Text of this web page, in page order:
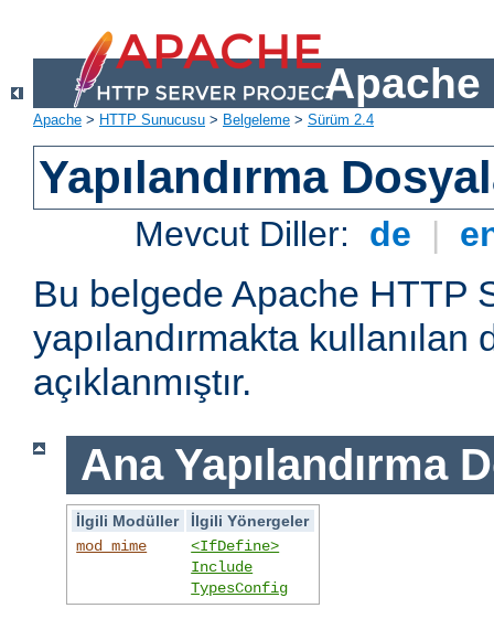
Apache
Apache > HTTP Sunucusu > Belgeleme > Sürüm 2.4
Yapılandırma
Mevcut Diller: de |
Bu belgede Apache HTTP
yapılandırmakta kullanılan
açıklanmıştır.
Ana Yapılandırma
İlgili Modüller
İlgili Yönergeler
mod_mime
<IfDefine>
Include
TypesConfig